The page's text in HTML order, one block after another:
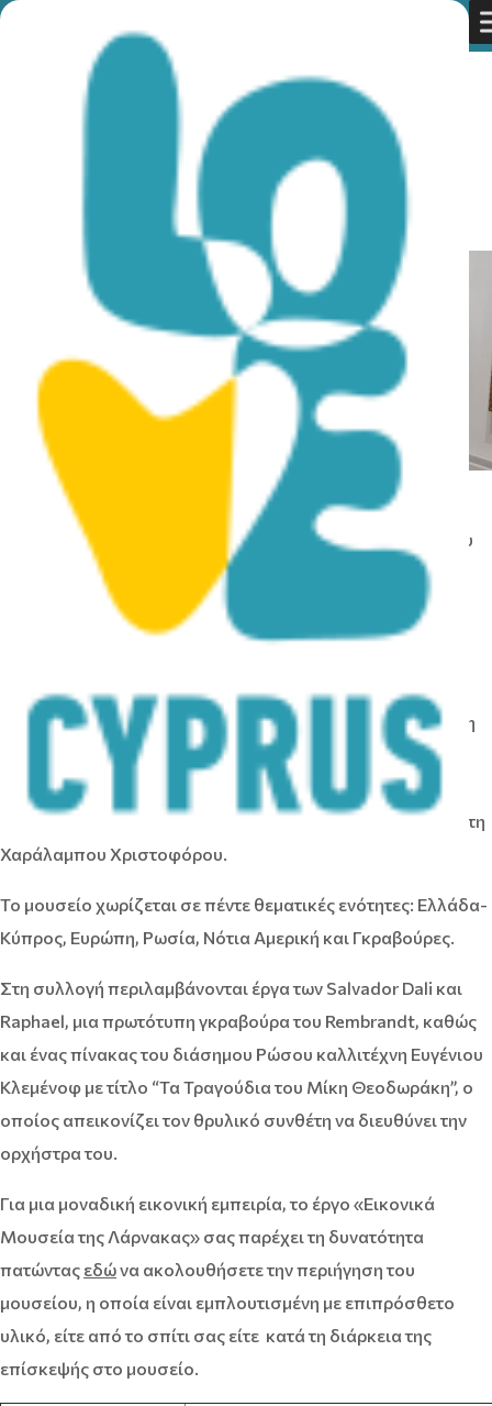
Ανακαλύψτε την Κύπρο
Αγροτικές
Μουσεία & Γκαλερί»
Μουσείο Χριστιανικής
Τέχνης – Συλλογή Χριστοφόρου
Μουσείο Χριστιανικής Τέχνης –
Συλλογή Χριστοφόρου
Το Μουσείο Χριστιανικής Τέχνης – Συλλογή Χριστοφόρου
βρίσκεται σε ανακαινισμένη παλιά οικία, απέναντι από το
Λαογραφικό Μουσείο Κώστα Καιμακλιώτης στην
Στο μουσείο εκτίθενται πάνω από 300 έργα που
απεικονίζουν την Ελληνορθόδοξη θρησκευτική παράδοση
καθώς και θρησκευτικές παραδόσεις από άλλα δόγματα
από όλο τον κόσμο, τα οποία προέρχονται από την
προσωπική συλλογή του συνταξιούχου κύπριου διπλωμάτη
Χαράλαμπου Χριστοφόρου.
Το μουσείο χωρίζεται σε πέντε θεματικές ενότητες: Ελλάδα-
Κύπρος, Ευρώπη, Ρωσία, Νότια Αμερική και Γκραβούρες.
Στη συλλογή περιλαμβάνονται έργα των Salvador Dali και
Raphael, μια πρωτότυπη γκραβούρα του Rembrandt, καθώς
και ένας πίνακας του διάσημου Ρώσου καλλιτέχνη Ευγένιου
Κλεμένοφ με τίτλο “Τα Τραγούδια του Μίκη Θεοδωράκη”, ο
οποίος απεικονίζει τον θρυλικό συνθέτη να διευθύνει την
ορχήστρα του.
Για μια μοναδική εικονική εμπειρία, το έργο «Εικονικά
Μουσεία της Λάρνακας» σας παρέχει τη δυνατότητα
πατώντας εδώνα ακολουθήσετε την περιήγηση του
μουσείου, η οποία είναι εμπλουτισμένη με επιπρόσθετο
υλικό, είτε από το σπίτι σας είτε κατά τη διάρκεια της
επίσκεψής στο μουσείο.